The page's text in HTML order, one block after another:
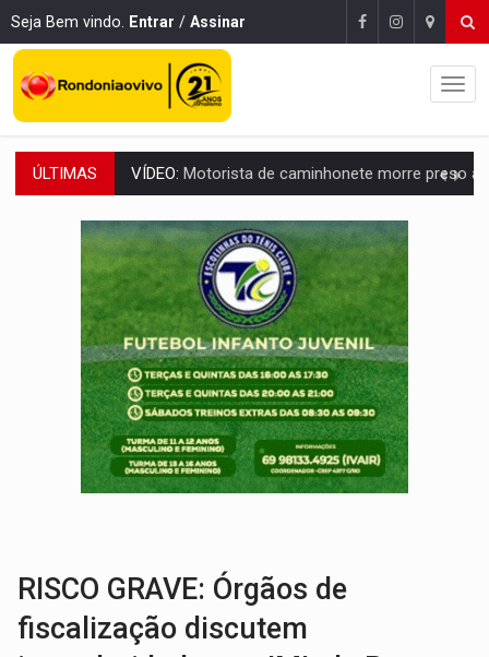
Seja Bem vindo. Entrar / Assinar
ÚLTIMAS LAZER:Seis lugares gratuitos para aproveitar o fim de semana
VÍDEO:FTICCO e Força Tática prendem membro do CV com arma e drogas
INCLUSÃO:Prefeitura fortalece parceria com a APAE para ampliar ações
DEFESA:Exército testa inovações no combate a drones durante
TEMAS SOCIOAMBIENTAIS:Em Itapuã do Oeste, CINEMAZÔNIA leva cinema
PREVISÃO:Interior de Rondônia terá sábado (8) de calor intenso
INFRAESTRUTURA:Após quase 30 anos de espera, asfalto chega ao
A ILHA:Coreografia de Rondônia estreia na programação do Festival de
Motorista de caminhonete morre preso às ferragens em colisão
RISCO GRAVE: Órgãos de
fiscalização discutem